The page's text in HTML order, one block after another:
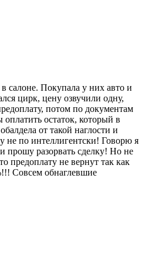
салоне. Покупала у них авто и
цирк, цену озвучили одну,
потом по документам
оплатить остаток, который в
от такой наглости и
не по интеллигентски! Говорю я
прошу разорвать сделку! Но не
предоплату не вернут так как
Совсем обнаглевшие